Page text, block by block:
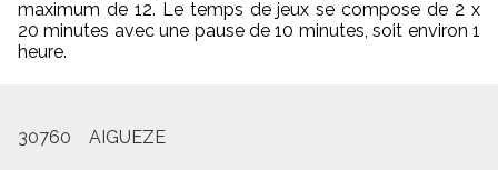
maximum de 12. Le temps de jeux se compose de 2 x
20 minutes avec une pause de 10 minutes, soit environ 1
heure.
30760 AIGUEZE